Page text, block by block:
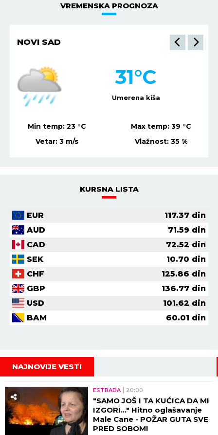
VREMENSKA PROGNOZA
NOVI SAD
Umerena kiša
31°C
Min temp:23 °C Max temp: 39 °C
Vetar:3 m/s Vlažnost: 35 %
KURSNA LISTA
EUR 117.37 din
AUD
71.59 din
CAD
72.52 din
SEK
10.70 din
CHF
125.86 din
GBP
136.77 din
USD
101.62 din
BAM
60.01 din
NAJNOVIJE VESTI
ESTRADA 20:00
"SAMO JOŠ I TA KUĆICA DA MI
IZGORI..." Hitno oglašavanje
Male Cane - POŽAR GUTA SVE
PRED SOBOM!